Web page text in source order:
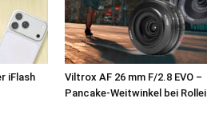
iFlash
Viltrox AF 26 mm F/2.8 EVO –
Pancake-Weitwinkel bei Rollei